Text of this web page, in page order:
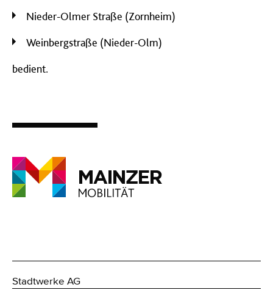
Nieder-Olmer Straße (Zornheim)
Weinbergstraße (Nieder-Olm)
bedient.
Stadtwerke AG